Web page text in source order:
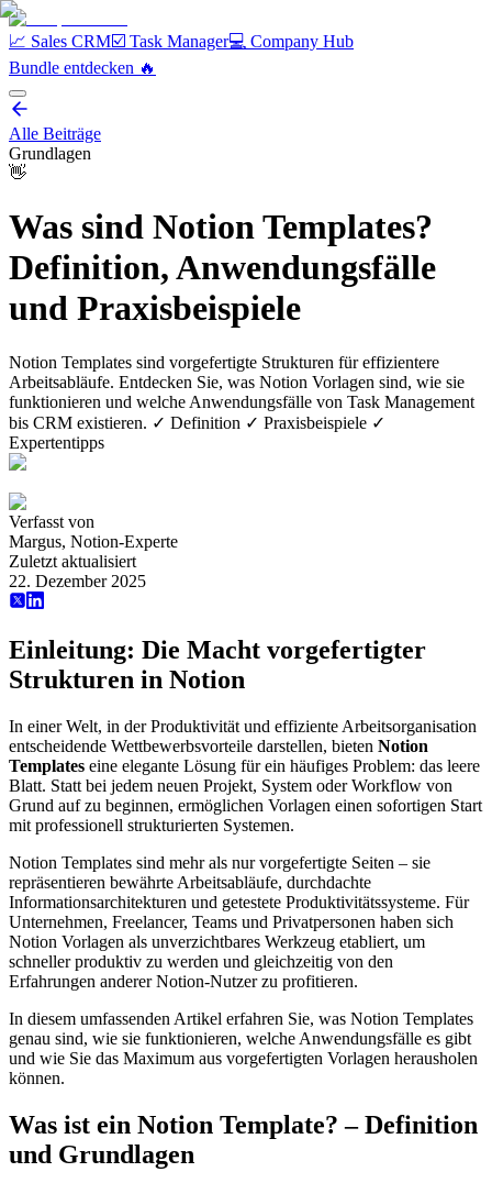
📈 Sales CRM☑️ Task Manager💻 Company Hub
Bundle entdecken️ 🔥
Alle Beiträge
Grundlagen
👋
Was sind Notion Templates?
Definition, Anwendungsfälle
und Praxisbeispiele
Notion Templates sind vorgefertigte Strukturen für effizientere
Arbeitsabläufe. Entdecken Sie, was Notion Vorlagen sind, wie sie
funktionieren und welche Anwendungsfälle von Task Management
bis CRM existieren. ✓ Definition ✓ Praxisbeispiele ✓
Expertentipps
Verfasst von
Margus, Notion-Experte
Zuletzt aktualisiert
22. Dezember 2025
Einleitung: Die Macht vorgefertigter
Strukturen in Notion
In einer Welt, in der Produktivität und effiziente Arbeitsorganisation
entscheidende Wettbewerbsvorteile darstellen, bieten Notion
Templates eine elegante Lösung für ein häufiges Problem: das leere
Blatt. Statt bei jedem neuen Projekt, System oder Workflow von
Grund auf zu beginnen, ermöglichen Vorlagen einen sofortigen Start
mit professionell strukturierten Systemen.
Notion Templates sind mehr als nur vorgefertigte Seiten – sie
repräsentieren bewährte Arbeitsabläufe, durchdachte
Informationsarchitekturen und getestete Produktivitätssysteme. Für
Unternehmen, Freelancer, Teams und Privatpersonen haben sich
Notion Vorlagen als unverzichtbares Werkzeug etabliert, um
schneller produktiv zu werden und gleichzeitig von den
Erfahrungen anderer Notion-Nutzer zu profitieren.
In diesem umfassenden Artikel erfahren Sie, was Notion Templates
genau sind, wie sie funktionieren, welche Anwendungsfälle es gibt
und wie Sie das Maximum aus vorgefertigten Vorlagen herausholen
können.
Was ist ein Notion Template? – Definition
und Grundlagen